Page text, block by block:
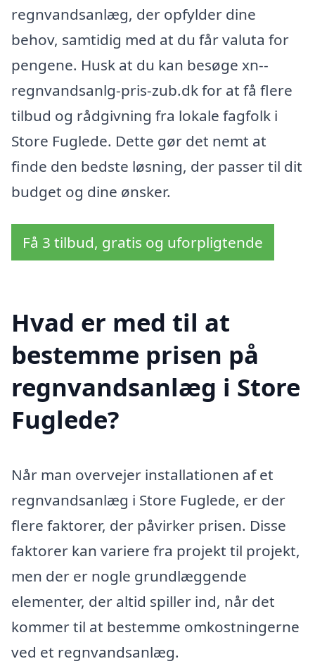
regnvandsanlæg, der opfylder dine
behov, samtidig med at du får valuta for
pengene. Husk at du kan besøge xn--
regnvandsanlg-pris-zub.dk for at få flere
tilbud og rådgivning fra lokale fagfolk i
Store Fuglede. Dette gør det nemt at
finde den bedste løsning, der passer til dit
budget og dine ønsker.
Få 3 tilbud, gratis og uforpligtende
Hvad er med til at
bestemme prisen på
regnvandsanlæg i Store
Fuglede?
Når man overvejer installationen af et
regnvandsanlæg i Store Fuglede, er der
flere faktorer, der påvirker prisen. Disse
faktorer kan variere fra projekt til projekt,
men der er nogle grundlæggende
elementer, der altid spiller ind, når det
kommer til at bestemme omkostningerne
ved et regnvandsanlæg.